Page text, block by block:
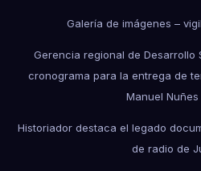
Galería de imágenes –
Gerencia regional de Desarrollo
cronograma para la entrega de
Manuel Nuñes
Historiador destaca el legado
de radio de